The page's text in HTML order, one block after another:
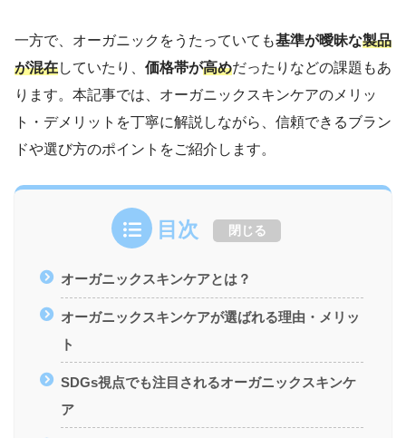
一方で、オーガニックをうたっていても基準が曖昧な製品
が混在していたり、 価格帯が高めだったりなどの課題もあ
ります。本記事では、オーガニックスキンケアのメリッ
ト・デメリットを丁寧に解説しながら、信頼できるブラン
ドや選び方のポイントをご紹介します。
目次 閉じる
オーガニックスキンケアとは？
オーガニックスキンケアが選ばれる理由・メリッ
ト
SDGs視点でも注目されるオーガニックスキンケ
ア